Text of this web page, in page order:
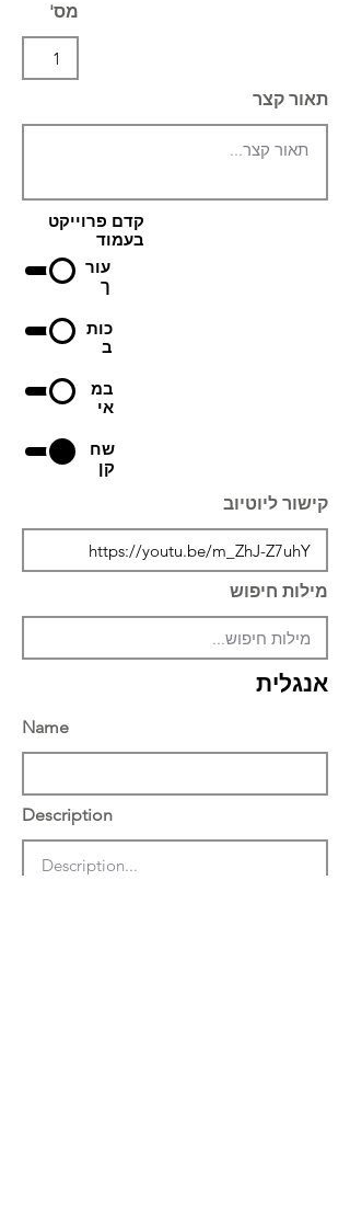
מס'
תאור קצר
קדם פרוייקט
בעמוד
עור
ך
כות
ב
במ
אי
שח
קן
קישור ליוטיוב
מילות חיפוש
אנגלית
Name
Description